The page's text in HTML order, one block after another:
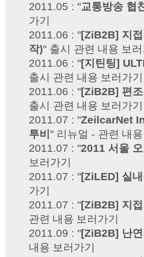
2011.05 : "교통방송 협
가기
2011.06 : "[ZiB2B] 지
작)" 출시 관련 내용 보
2011.06 : "[지틴팅]
출시 관련 내용 보러가기
2011.06 : "[ZiB2B] 편
출시 관련 내용 보러가기
2011.07 : "ZeilcarNet
투비 " 리뉴얼 - 관련 내
2011.07 : "2011 서울
보러가기
2011.07 : "[ZiLED] 실
가기
2011.07 : "[ZiB2B] 지
관련 내용 보러가기
2011.09 : "[ZiB2B] 난
내용 보러가기